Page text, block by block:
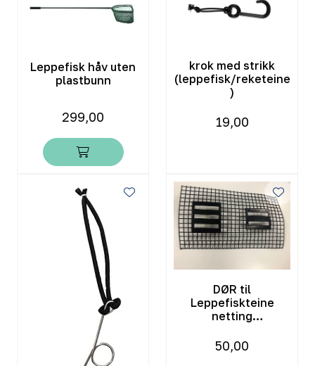
Leppefisk håv uten
plastbunn
299,00
krok med strikk
(leppefisk/reketeine
)
19,00
DØR til
Leppefiskteine
netting
50,00